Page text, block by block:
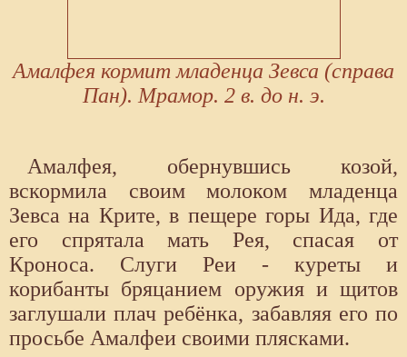
Амалфея кормит младенца Зевса (справа
Пан). Мрамор. 2 в. до н. э.
Амалфея, обернувшись козой,
вскормила своим молоком младенца
Зевса на Крите, в пещере горы Ида, где
его спрятала мать Рея, спасая от
Кроноса. Слуги Реи - куреты и
корибанты бряцанием оружия и щитов
заглушали плач ребёнка, забавляя его по
просьбе Амалфеи своими плясками.